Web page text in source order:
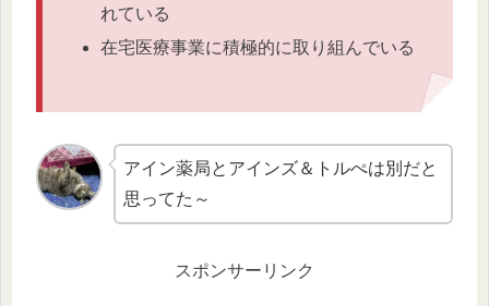
れている
在宅医療事業に積極的に取り組んでいる
アイン薬局とアインズ＆トルぺは別だと
思ってた～
スポンサーリンク